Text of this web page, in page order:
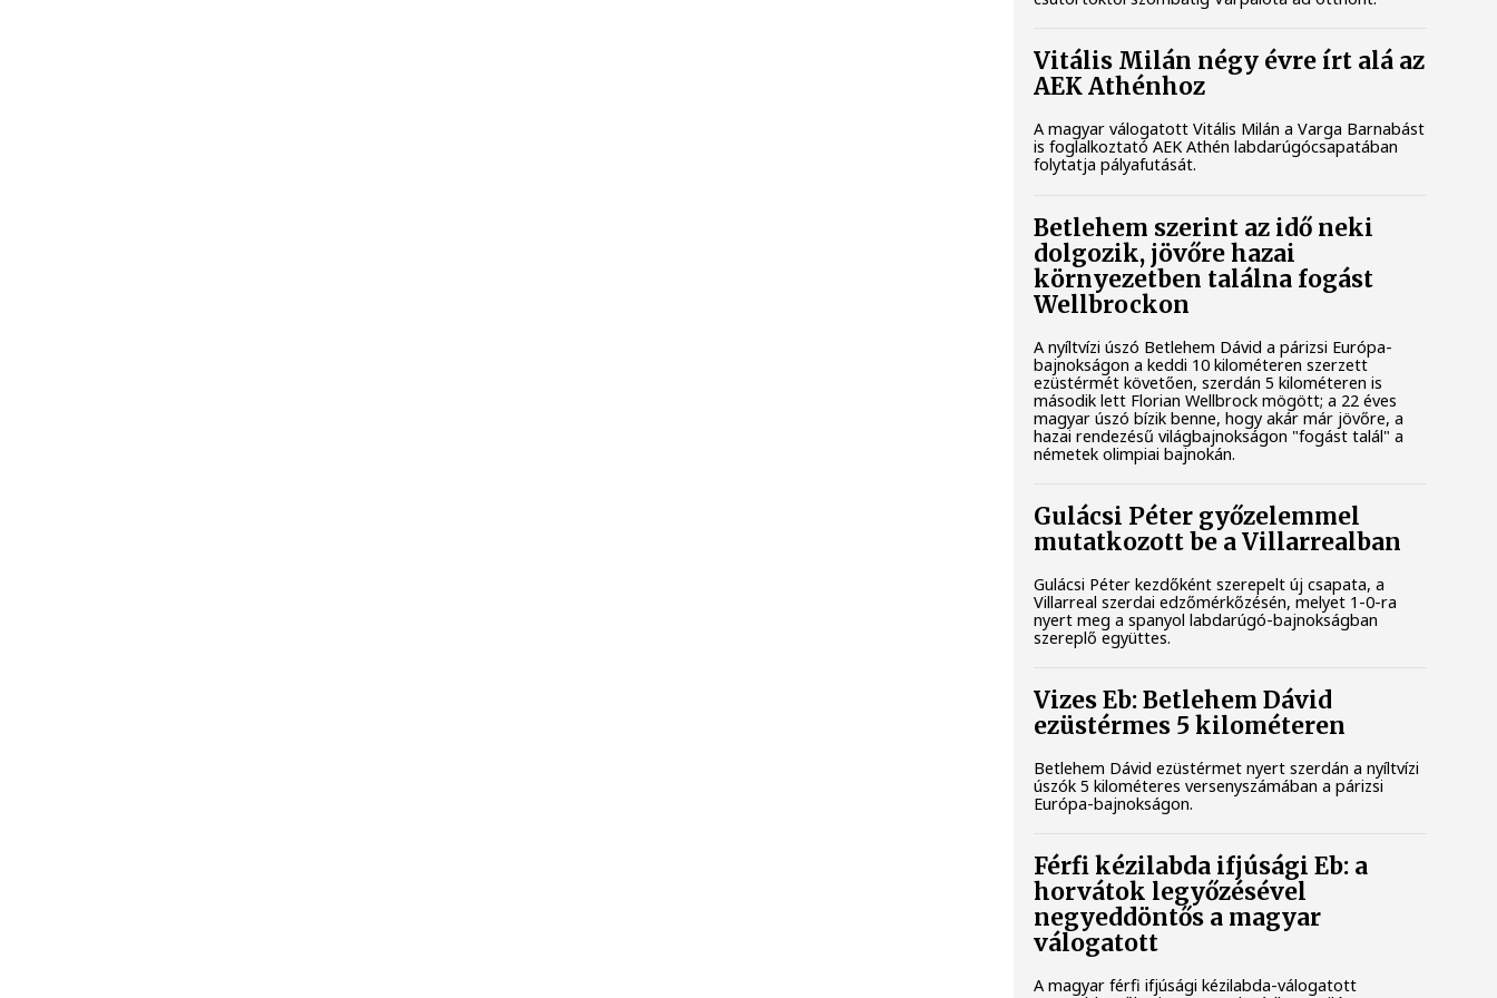
Vitális Milán négy évre írt alá az
AEK Athénhoz
A magyar válogatott Vitális Milán a Varga Barnabást
is foglalkoztató AEK Athén labdarúgócsapatában
folytatja pályafutását.
Betlehem szerint az idő neki
dolgozik, jövőre hazai
környezetben találna fogást
Wellbrockon
A nyíltvízi úszó Betlehem Dávid a párizsi Európa-
bajnokságon a keddi 10 kilométeren szerzett
ezüstérmét követően, szerdán 5 kilométeren is
második lett Florian Wellbrock mögött; a 22 éves
magyar úszó bízik benne, hogy akár már jövőre, a
hazai rendezésű világbajnokságon "fogást talál" a
németek olimpiai bajnokán.
Gulácsi Péter győzelemmel
mutatkozott be a Villarrealban
Gulácsi Péter kezdőként szerepelt új csapata, a
Villarreal szerdai edzőmérkőzésén, melyet 1-0-ra
nyert meg a spanyol labdarúgó-bajnokságban
szereplő együttes.
Vizes Eb: Betlehem Dávid
ezüstérmes 5 kilométeren
Betlehem Dávid ezüstérmet nyert szerdán a nyíltvízi
úszók 5 kilométeres versenyszámában a párizsi
Európa-bajnokságon.
Férfi kézilabda ifjúsági Eb: a
horvátok legyőzésével
negyeddöntős a magyar
válogatott
A magyar férfi ifjúsági kézilabda-válogatott